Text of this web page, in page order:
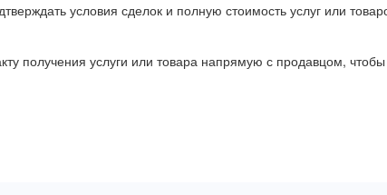
условия сделок и полную стоимость услуг или
получения услуги или товара напрямую с продавцом,